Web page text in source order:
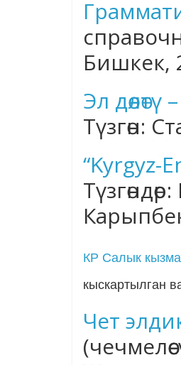
Бишкек,
Эл
Түзгөн:
“Kyrgyz-
КР Салык
кыскартылган
Чет